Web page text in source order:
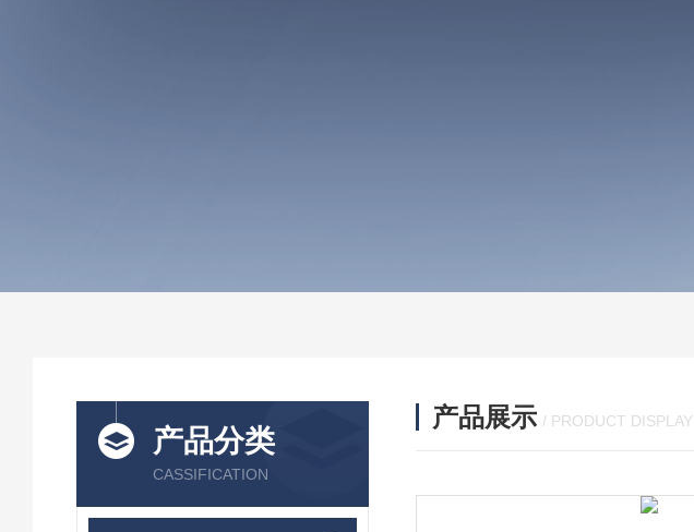
产品分类
CASSIFICATION
产品展示 / PRODUCT DISPLAY